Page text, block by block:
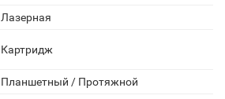
Лазерная
Картридж
Планшетный / Протяжной